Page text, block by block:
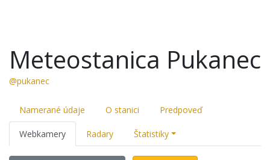
Meteostanica Pukanec
@pukanec
Namerané údaje O stanici Predpoveď
Webkamery Radary Štatistiky